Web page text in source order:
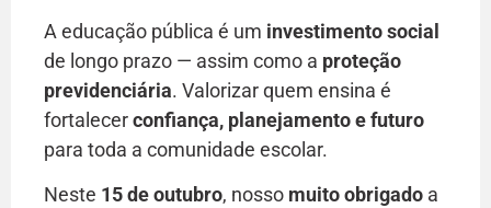
A educação pública é um investimento social
de longo prazo — assim como a proteção
previdenciária. Valorizar quem ensina é
fortalecerconfiança, planejamento e futuro
para toda a comunidade escolar.
Neste 15 de outubro, nosso muito obrigado a